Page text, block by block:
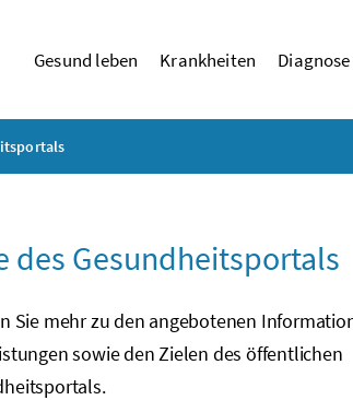
Gesund leben Krankheiten
des Gesundheitsportals
Sie mehr zu den angebotenen
sowie den Zielen des öffentlichen